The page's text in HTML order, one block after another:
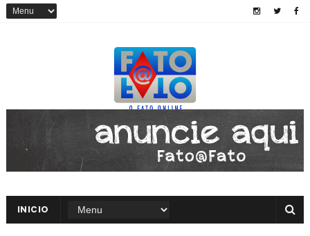
INICIO